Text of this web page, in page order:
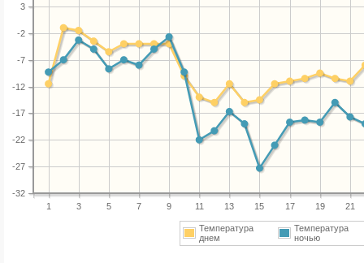
1 3 5 7 9 11 13 15 17 19 21
-32
-27
-22
-17
-12
-7
-2
3
Температура
днем
Температура
ночью